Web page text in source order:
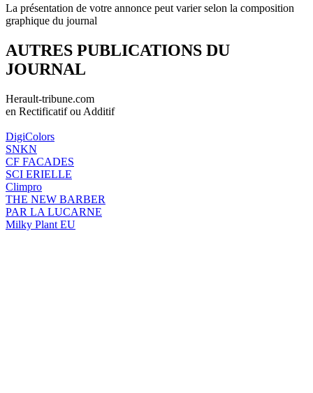
La présentation de votre annonce peut varier selon la composition
graphique du journal
AUTRES PUBLICATIONS DU
JOURNAL
Herault-tribune.com
en Rectificatif ou Additif
DigiColors
SNKN
CF FACADES
SCI ERIELLE
Climpro
THE NEW BARBER
PAR LA LUCARNE
Milky Plant EU